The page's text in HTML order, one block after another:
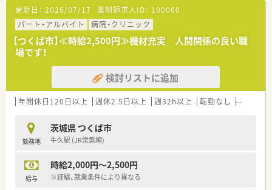
■社会保険完備はもちろんのこと、退職金制度や上限6万円の住
宅手当など、大手法人ならではの充実した福利厚生が用意されて
います。
更新日： 2026/07/17 薬剤師求人ID： 100060
パート・アルバイト
病院・クリニック
【つくば市】≪時給2,500円≫機材充実 人間関係の良い職
場です！
検討リストに追加
年間休日120日以上 週休2.5日以上 週32h以上 転勤なし 車通勤可
勤務地
茨城県 つくば市
牛久駅 (JR常磐線)
給与
時給2,000円～2,500円
※経験、就業条件により異なる